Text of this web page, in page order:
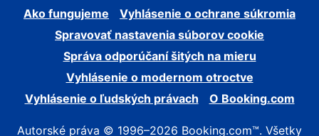
Ako fungujeme
Vyhlásenie o ochrane súkromia
Spravovať nastavenia súborov cookie
Správa odporúčaní šitých na mieru
Vyhlásenie o modernom otroctve
Vyhlásenie o ľudských právach
O Booking.com
Autorské práva © 1996–2026 Booking.com™. Všetky